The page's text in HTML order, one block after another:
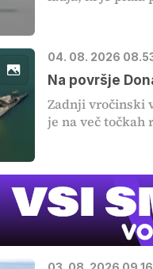
04. 08. 2026
Na površje
Zadnji vročinski
je na več točkah